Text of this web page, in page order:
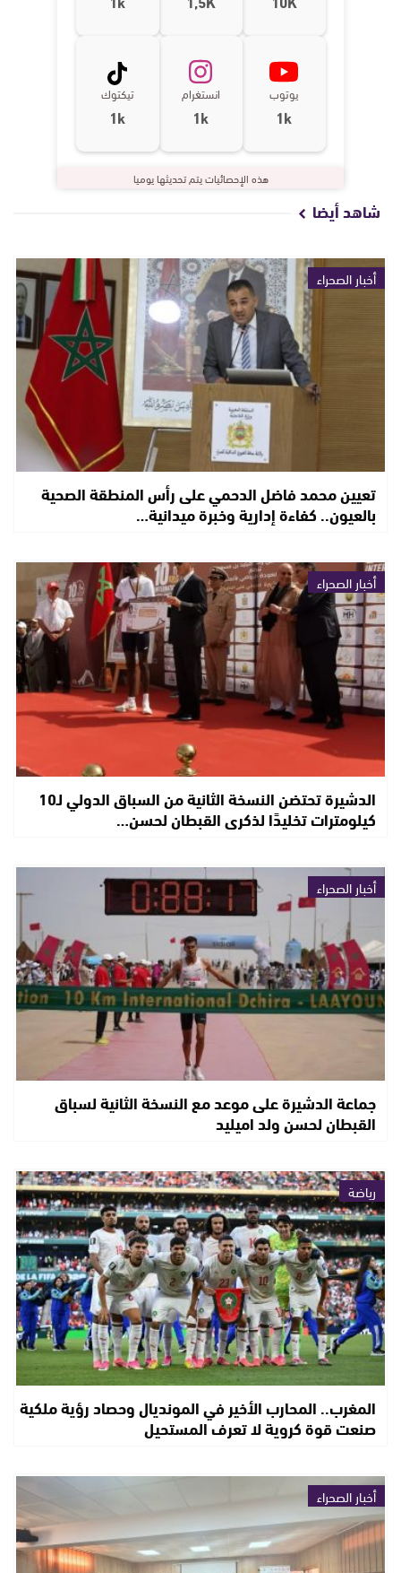
يوتوب
1k
انستغرام
1k
تيكتوك
1k
هذه الإحصائيات يتم تحديثها يوميا
شاهد أيضا
أخبار الصحراء
تعيين محمد فاضل الدحمي على رأس المنطقة الصحية
بالعيون.. كفاءة إدارية وخبرة ميدانية…
أخبار الصحراء
الدشيرة تحتضن النسخة الثانية من السباق الدولي لـ10
كيلومترات تخليدًا لذكرى القبطان لحسن…
أخبار الصحراء
جماعة الدشيرة على موعد مع النسخة الثانية لسباق
القبطان لحسن ولد اميليد
رياضة
المغرب.. المحارب الأخير في المونديال وحصاد رؤية ملكية
صنعت قوة كروية لا تعرف المستحيل
أخبار الصحراء